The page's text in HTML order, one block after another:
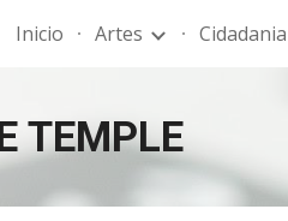
Skip to main content
Inicio Artes Cidadania
TEMPLE